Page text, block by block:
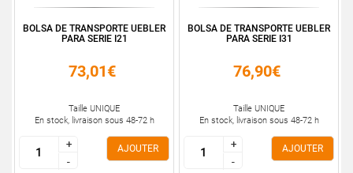
BOLSA DE TRANSPORTE UEBLER
PARA SERIE I21
73,01€
Taille UNIQUE
En stock, livraison sous 48-72 h
+
-
+
-
AJOUTER
BOLSA DE TRANSPORTE UEBLER
PARA SERIE I31
76,90€
Taille UNIQUE
En stock, livraison sous 48-72 h
+
-
+
-
AJOUTER